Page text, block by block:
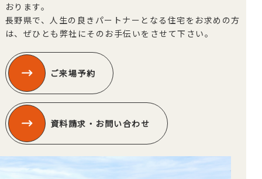
おります。
長野県で、人生の良きパートナーとなる住宅をお求めの方
は、ぜひとも弊社にそのお手伝いをさせて下さい。
ご来場予約
資料請求・お問い合わせ